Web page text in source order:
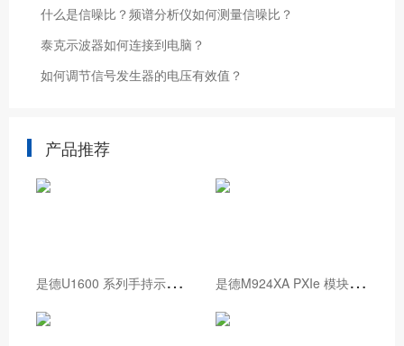
什么是信噪比？频谱分析仪如何测量信噪比？
泰克示波器如何连接到电脑？
如何调节信号发生器的电压有效值？
产品推荐
是
德U1600 系列手持示波器 是
德M924XA PXIe 模块化示波器